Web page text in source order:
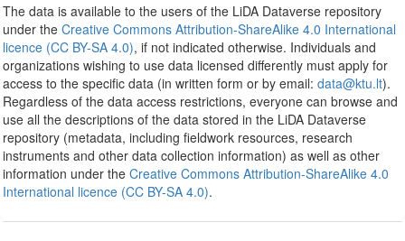
The data is available to the users of the LiDA Dataverse repository
under the Creative Commons Attribution-ShareAlike 4.0 International
licence (CC BY-SA 4.0), if not indicated otherwise. Individuals and
organizations wishing to use data licensed differently must apply for
access to the specific data (in written form or by email: data@ktu.lt).
Regardless of the data access restrictions, everyone can browse and
use all the descriptions of the data stored in the LiDA Dataverse
repository (metadata, including fieldwork resources, research
instruments and other data collection information) as well as other
information under the Creative Commons Attribution-ShareAlike 4.0
International licence (CC BY-SA 4.0).